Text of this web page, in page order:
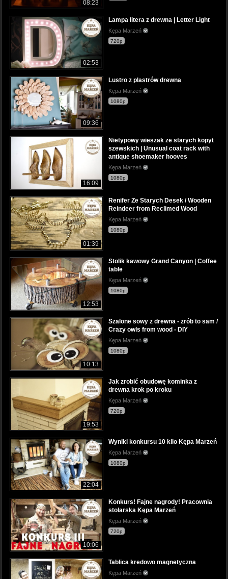
08:23
02:53
Lampa litera z drewna | Letter Light
Kępa Marzeń
720p
09:36
Lustro z plastrów drewna
Kępa Marzeń
1080p
16:09
Nietypowy wieszak ze starych kopyt
szewskich | Unusual coat rack with
antique shoemaker hooves
Kępa Marzeń
1080p
01:39
Renifer Ze Starych Desek / Wooden
Reindeer from Reclimed Wood
Kępa Marzeń
1080p
12:53
Stolik kawowy Grand Canyon | Coffee
table
Kępa Marzeń
1080p
10:13
Szalone sowy z drewna - zrób to sam /
Crazy owls from wood - DIY
Kępa Marzeń
1080p
19:53
Jak zrobić obudowę kominka z
drewna krok po kroku
Kępa Marzeń
720p
22:04
Wyniki konkursu 10 kilo Kępa Marzeń
Kępa Marzeń
1080p
10:06
Konkurs! Fajne nagrody! Pracownia
stolarska Kępa Marzeń
Kępa Marzeń
720p
Tablica kredowo magnetyczna
Kępa Marzeń